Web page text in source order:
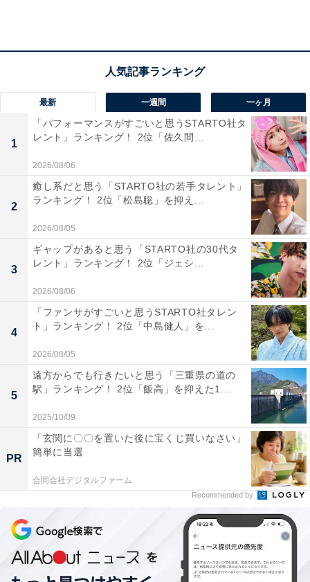
「自県の好きなご当地言葉」福岡県は「とっとー
「自県の好きなご当地言葉」について、「方言のカワイ
さが自慢」トップの福岡県では、「取ってある」という
意味の「とっとーと」が取り上げられています。
続いて、2位の宮崎県は「てげ」（とても）、3位の富山
県は「きときと」（新鮮な）、同じく3位の長崎県は
「ばい」（〜だよ）が挙げられていました。
＞次ページ：8位までのランキング結果と、47都道府県
それぞれの自慢のご当地言葉を見る
【おすすめ記事】
「美男美女の多さ」が自慢の都道府県ランキング！ 3位
秋田県、2位 沖縄県、1位は？
「自称・浪費家が多い都道府県」ランキング！ 2位 岩手
県・福島県・愛知県、1位は？
「自称・倹約家が多い都道府県」ランキング！ 2位 奈良
県・宮崎県、1位は？
・
「平均貯蓄額が多い都道府県」ランキング！ 3位 奈良県
最新 一週間 一ヶ月
1
「パフォーマンスがすごいと思うSTARTO社タ
レント」ランキング！ 2位「佐久間...
2026/08/06
2
癒し系だと思う「STARTO社の若手タレント」
ランキング！ 2位「松島聡」を抑え...
2026/08/05
3
ギャップがあると思う「STARTO社の30代タ
レント」ランキング！ 2位「ジェシ...
2026/08/06
4
「ファンサがすごいと思うSTARTO社タレン
ト」ランキング！ 2位「中島健人」を...
2026/08/05
5
遠方からでも行きたいと思う「三重県の道の
駅」ランキング！ 2位「飯高」を抑えた1...
2025/10/09
PR
「玄関に〇〇を置いた後に宝くじ買いなさい」
簡単に当選
合同会社デジタルファーム
Recommended by